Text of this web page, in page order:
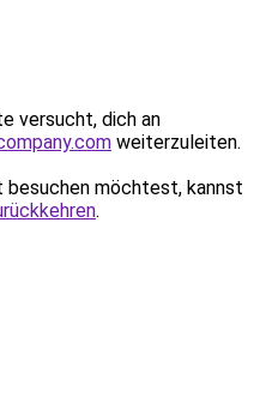
versucht, dich an
weiterzuleiten.
besuchen möchtest, kannst
.